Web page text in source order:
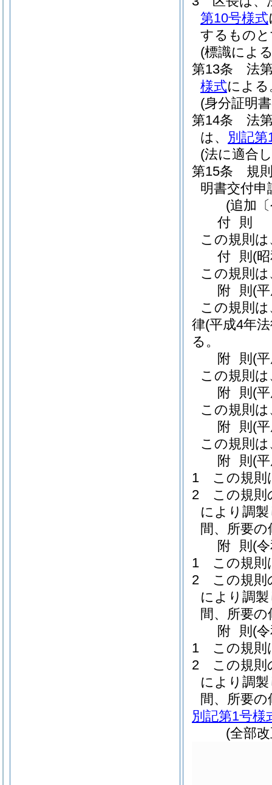
第10号様式
するもの
(標識によ
第13条
法
様式による
(身分証明
第14条
法
は、 別記第
(法に適合
第15条
規
明書交付申
(追加
付 則
この規則
付 則 (
この規則
附 則 (
この規則
律(平成4年
る。
附 則 (
この規則
附 則 (
この規則
附 則 (
この規則
附 則 (
1
この規則
2
この規則
により調
間、所要
附 則 (
1
この規則
2
この規則
により調
間、所要
附 則 (
1
この規則
2
この規則
により調
間、所要
別記第1号様
(全部